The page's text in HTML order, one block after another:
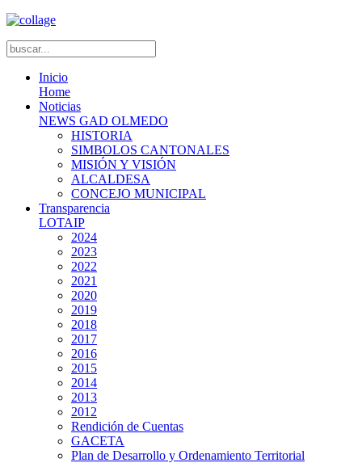
Inicio
Home
Noticias
NEWS GAD OLMEDO
HISTORIA
SIMBOLOS CANTONALES
MISIÓN Y VISIÓN
ALCALDESA
CONCEJO MUNICIPAL
Transparencia
LOTAIP
2024
2023
2022
2021
2020
2019
2018
2017
2016
2015
2014
2013
2012
Rendición de Cuentas
GACETA
Plan de Desarrollo y Ordenamiento Territorial